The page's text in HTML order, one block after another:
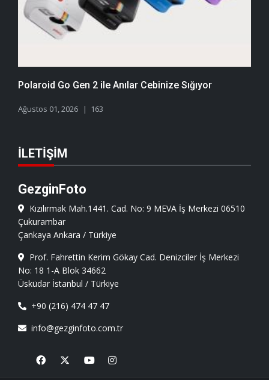
Polaroid Go Gen 2 ile Anılar Cebinize Sığıyor
Ağustos 01, 2026 163
İLETIŞIM
GezginFoto
Kızılırmak Mah.1441. Cad. No: 9 MEVA İş Merkezi 06510
Çukurambar
Çankaya Ankara / Türkiye
Prof. Fahrettin Kerim Gökay Cad. Denizciler İş Merkezi
No: 18 1-A Blok 34662
Üsküdar İstanbul / Türkiye
+90 (216) 474 47 47
info@gezginfoto.com.tr